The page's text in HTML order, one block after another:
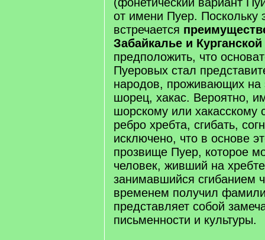
от имени Пуер. Поскольку
встречается
Забайкалье и
предположить, что
Пуеровых стал
народов, проживающих на
шорец, хакас. Вероятно,
шорскому или хакасскому
ребро хребта, сгибать,
исключено, что в основе
прозвище Пуер, которое
человек, живший на
занимавшийся сгибанием
временем получил
представляет собой
письменности и культуры.